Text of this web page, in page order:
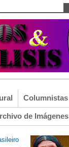
Columnistas
de Imágenes